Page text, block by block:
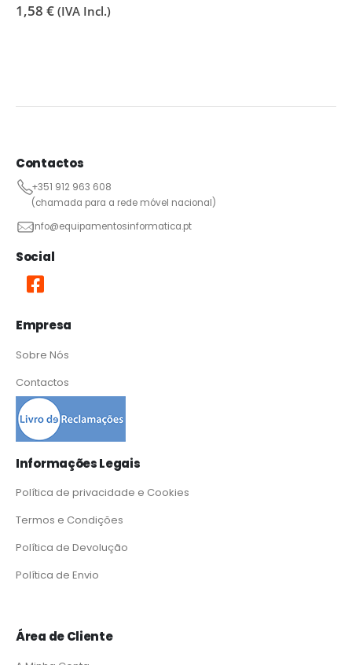
1,58 € (IVA Incl.)
Contactos
+351 912 963 608
(chamada para a rede móvel nacional)
info@equipamentosinformatica.pt
Social
Empresa
Sobre Nós
Contactos
Informações Legais
Política de privacidade e Cookies
Termos e Condições
Política de Devolução
Política de Envio
Área de Cliente